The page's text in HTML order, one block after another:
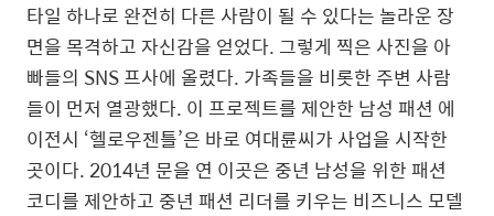
타일 하나로 완전히 다른 사람이 될 수 있다는 놀라운 장
면을 목격하고 자신감을 얻었다. 그렇게 찍은 사진을 아
빠들의 SNS프사에 올렸다. 가족들을 비롯한 주변 사람
들이 먼저 열광했다. 이 프로젝트를 제안한 남성 패션 에
이전시 ‘헬로우젠틀’은 바로 여대륜씨가 사업을 시작한
곳이다. 2014년 문을 연 이곳은 중년 남성을 위한 패션
코디를 제안하고 중년 패션 리더를 키우는 비즈니스 모델